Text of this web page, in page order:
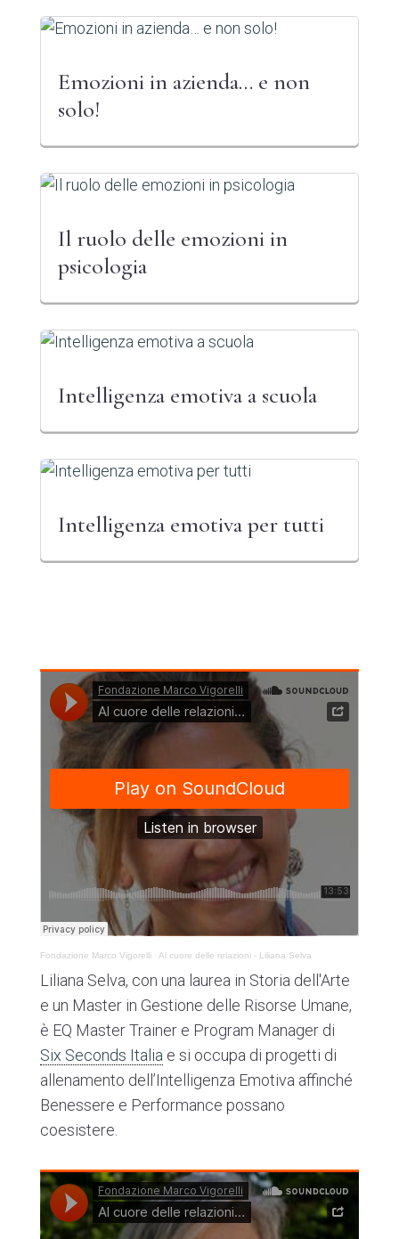
Emozioni in azienda… e non
solo!
Il ruolo delle emozioni in
psicologia
Intelligenza emotiva a scuola
Intelligenza emotiva per tutti
Fondazione Marco Vigorelli· Al cuore delle relazioni - Liliana Selva
Liliana Selva, con una laurea in Storia dell'Arte
e un Master in Gestione delle Risorse Umane,
è EQ Master Trainer e Program Manager di
Six Seconds Italia e si occupa di progetti di
allenamento dell’Intelligenza Emotiva affinché
Benessere e Performance possano
coesistere.